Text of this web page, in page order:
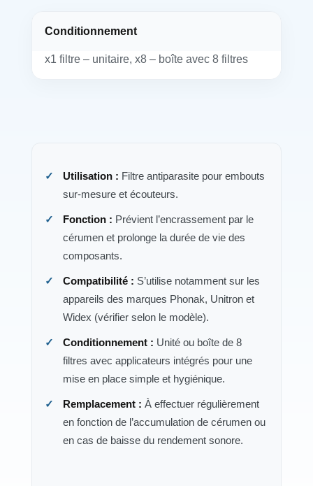
Conditionnement
x1 filtre – unitaire, x8 – boîte avec 8 filtres
Utilisation : Filtre antiparasite pour embouts
sur-mesure et écouteurs.
Fonction : Prévient l’encrassement par le
cérumen et prolonge la durée de vie des
composants.
Compatibilité : S’utilise notamment sur les
appareils des marques Phonak, Unitron et
Widex (vérifier selon le modèle).
Conditionnement : Unité ou boîte de 8
filtres avec applicateurs intégrés pour une
mise en place simple et hygiénique.
Remplacement : À effectuer régulièrement
en fonction de l’accumulation de cérumen ou
en cas de baisse du rendement sonore.